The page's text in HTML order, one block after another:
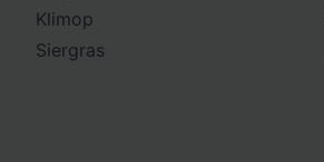
Klimop
Siergras